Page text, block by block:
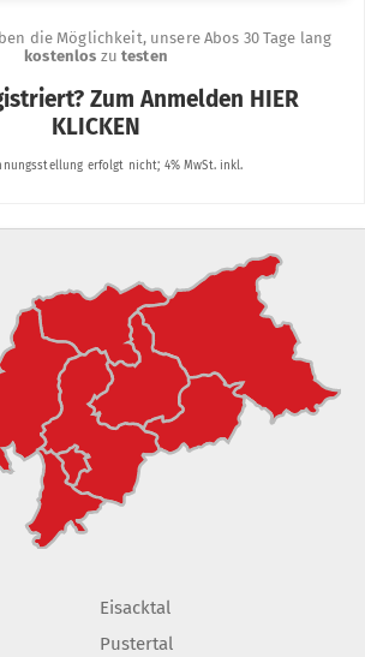
Eisacktal
Pustertal